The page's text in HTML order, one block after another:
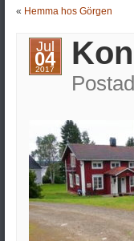
« Hemma hos Görgen
Jul
04
2017